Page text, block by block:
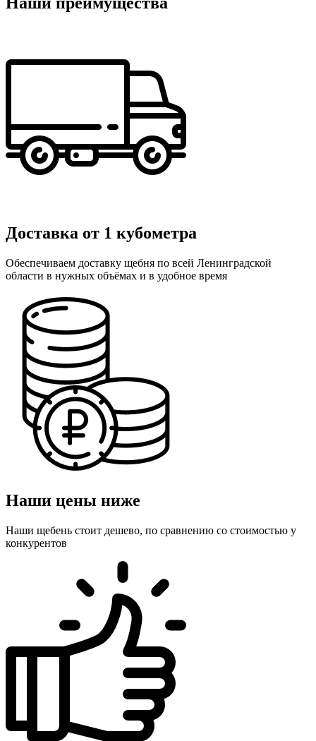
Доставка от 1 кубометра
Обеспечиваем доставку щебня по всей Ленинградской
области в нужных объёмах и в удобное время
Наши цены ниже
Наши щебень стоит дешево, по сравнению со стоимостью у
конкурентов